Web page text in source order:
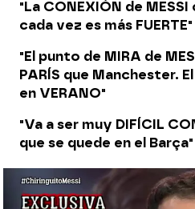
"La CONEXIÓN de
cada vez es más FUERTE"
"El punto de MIRA de
PARÍS que Manchester.
en VERANO"
"Va a ser muy DIFÍCIL
que se quede en el Barça"